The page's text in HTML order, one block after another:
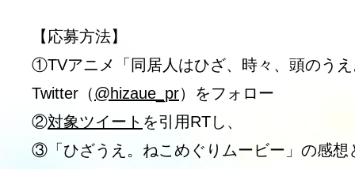
【応募方法】
①TVアニメ「同居人はひざ、時々、頭のう
Twitter（@hizaue_pr）をフォロー
②対象ツイート を引用RTし、
③「ひざうえ。ねこめぐりムービー」の感想